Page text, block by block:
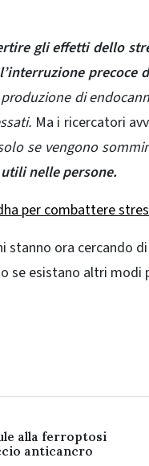
gli effetti dello
precoce
di
Ma i ricercatori
se vengono
nelle persone.
per combattere
stanno ora cercando
se esistano altri
alla ferroptosi
anticancro